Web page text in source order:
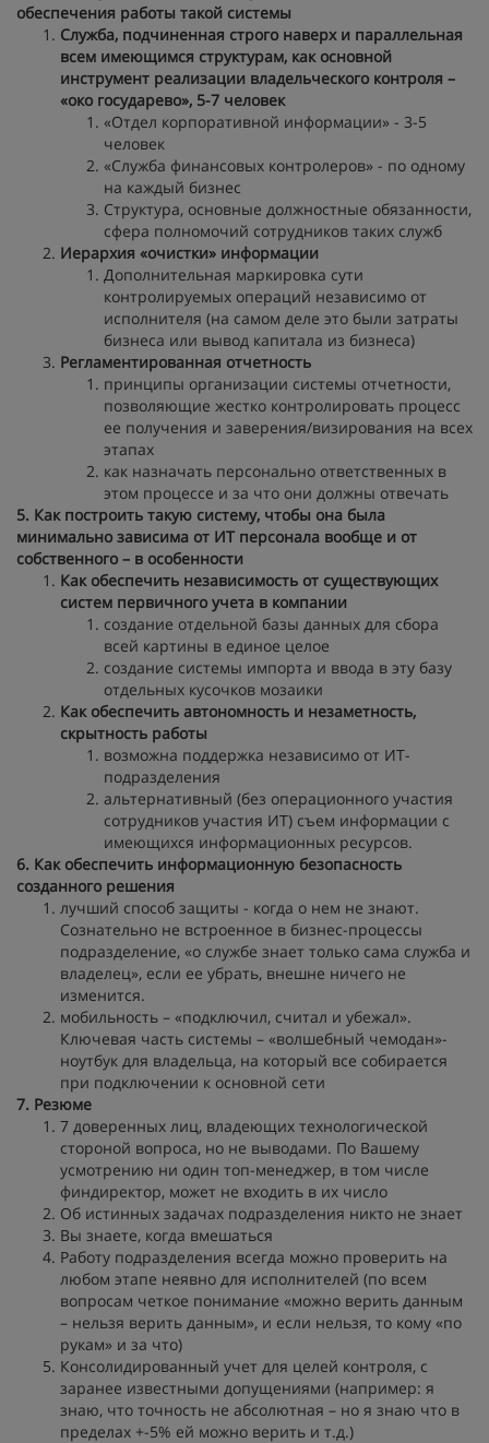
обеспечения работы такой системы
Служба, подчиненная строго наверх и параллельная
всем имеющимся структурам, как основной
инструмент реализации владельческого контроля –
«око государево», 5-7 человек
«Отдел корпоративной информации» - 3-5
человек
«Служба финансовых контролеров» - по одному
на каждый бизнес
Структура, основные должностные обязанности,
сфера полномочий сотрудников таких служб
Иерархия «очистки» информации
Дополнительная маркировка сути
контролируемых операций независимо от
исполнителя (на самом деле это были затраты
бизнеса или вывод капитала из бизнеса)
Регламентированная отчетность
принципы организации системы отчетности,
позволяющие жестко контролировать процесс
ее получения и заверения/визирования на всех
этапах
как назначать персонально ответственных в
этом процессе и за что они должны отвечать
5. Как построить такую систему, чтобы она была
минимально зависима от ИТ персонала вообще и от
собственного – в особенности
Как обеспечить независимость от существующих
систем первичного учета в компании
создание отдельной базы данных для сбора
всей картины в единое целое
создание системы импорта и ввода в эту базу
отдельных кусочков мозаики
Как обеспечить автономность и незаметность,
скрытность работы
возможна поддержка независимо от ИТ-
подразделения
альтернативный (без операционного участия
сотрудников участия ИТ) съем информации с
имеющихся информационных ресурсов.
6. Как обеспечить информационную безопасность
созданного решения
лучший способ защиты - когда о нем не знают.
Сознательно не встроенное в бизнес-процессы
подразделение, «о службе знает только сама служба и
владелец», если ее убрать, внешне ничего не
изменится.
мобильность – «подключил, считал и убежал».
Ключевая часть системы – «волшебный чемодан»-
ноутбук для владельца, на который все собирается
при подключении к основной сети
7. Резюме
7 доверенных лиц, владеющих технологической
стороной вопроса, но не выводами. По Вашему
усмотрению ни один топ-менеджер, в том числе
финдиректор, может не входить в их число
Об истинных задачах подразделения никто не знает
Вы знаете, когда вмешаться
Работу подразделения всегда можно проверить на
любом этапе неявно для исполнителей (по всем
вопросам четкое понимание «можно верить данным
– нельзя верить данным», и если нельзя, то кому «по
рукам» и за что)
Консолидированный учет для целей контроля, с
заранее известными допущениями (например: я
знаю, что точность не абсолютная – но я знаю что в
пределах +-5% ей можно верить и т.д.)